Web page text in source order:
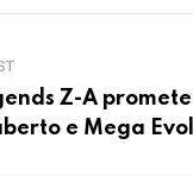
Z-A
e Mega